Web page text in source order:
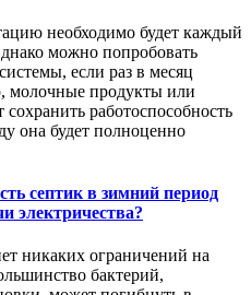
необходимо будет каждый
можно попробовать
если раз в месяц
молочные продукты или
работоспособность
она будет полноценно
септик в зимний период
электричества?
никаких ограничений на
бактерий,